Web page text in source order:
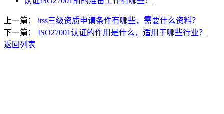
上一篇： itss三级资质申请条件有哪些，需要什么资料？
下一篇： ISO27001认证的作用是什么，适用于哪些行业？
返回列表